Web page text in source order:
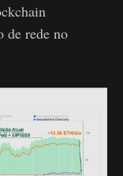
de rede no